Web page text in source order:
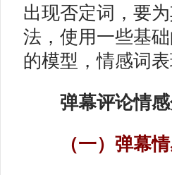
出现否定词，要
法，使用一些基
的模型，情感词
弹幕评论情感
（一）弹幕情